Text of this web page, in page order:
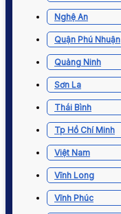
Nghệ An
Quận Phú Nhuận
Quảng Ninh
Sơn La
Thái Bình
Tp Hồ Chí Minh
Việt Nam
Vĩnh Long
Vĩnh Phúc